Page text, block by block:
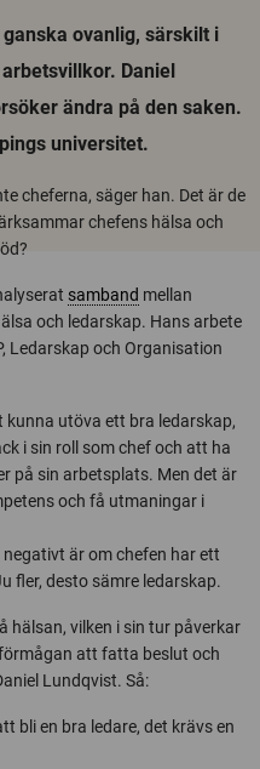
ovanlig, särskilt i
Daniel
ändra på den saken.
universitet.
cheferna, säger han. Det är de
chefens hälsa och
samband mellan
och ledarskap. Hans arbete
Ledarskap och Organisation
utöva ett bra ledarskap,
i sin roll som chef och att ha
på sin arbetsplats. Men det är
och få utmaningar i
är om chefen har ett
fler, desto sämre ledarskap.
hälsan, vilken i sin tur påverkar
att fatta beslut och
Lundqvist. Så:
bli en bra ledare, det krävs en